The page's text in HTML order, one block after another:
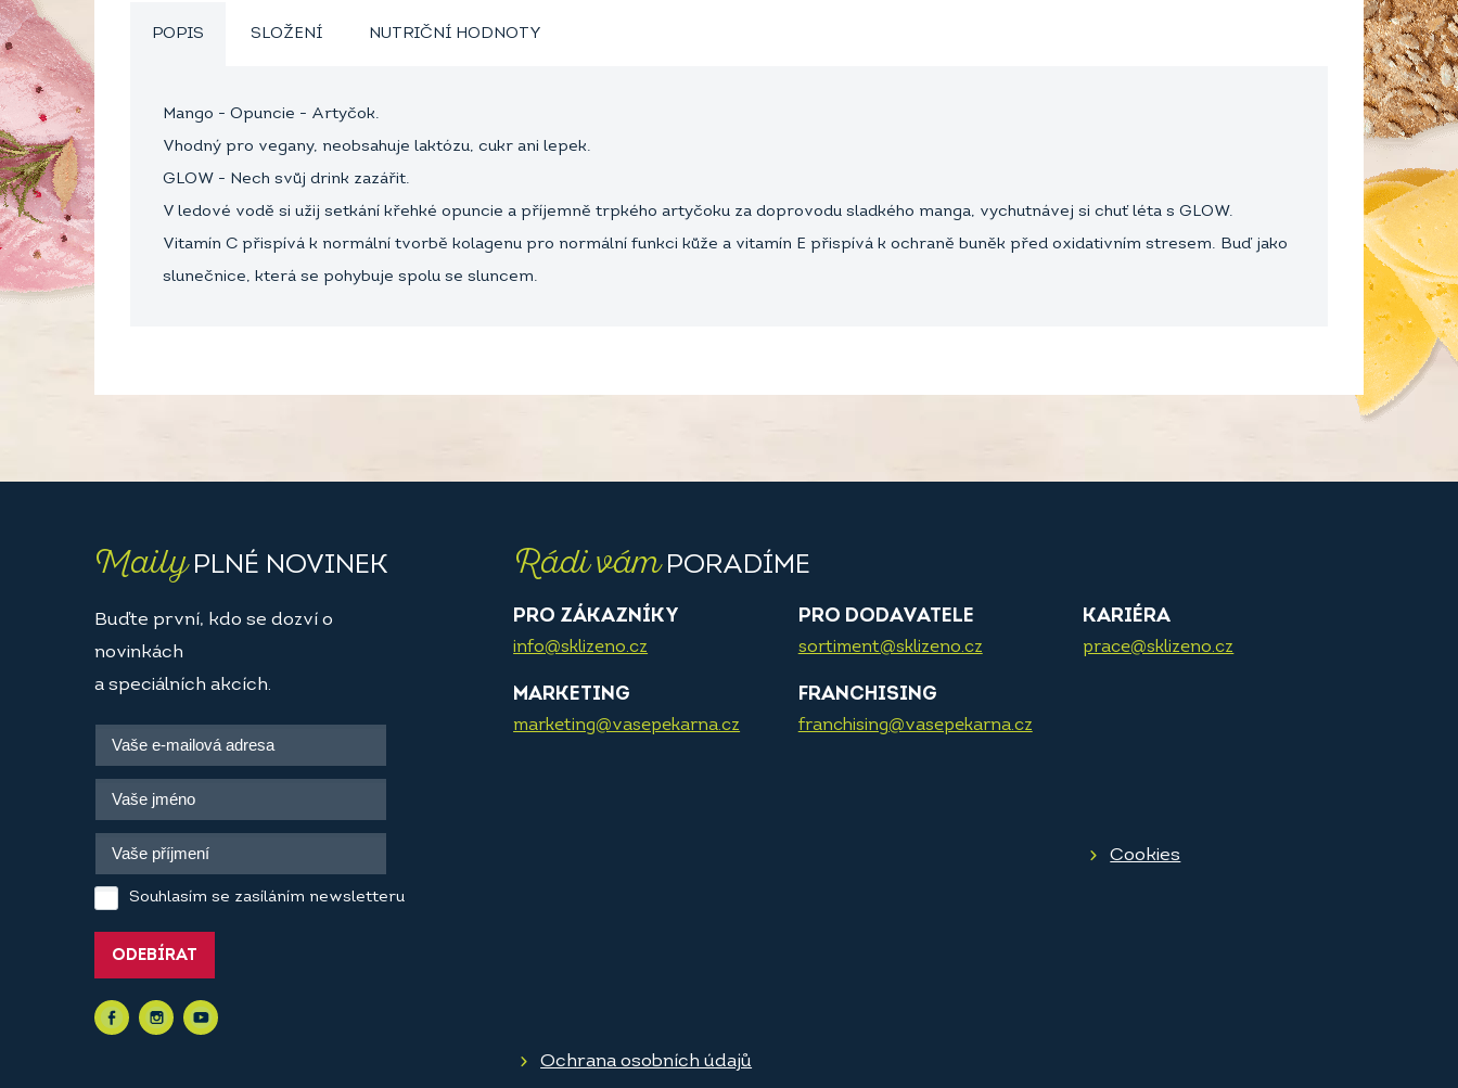
POPIS SLOŽENÍ NUTRIČNÍ HODNOTY
Mango - Opuncie - Artyčok.
Vhodný pro vegany, neobsahuje laktózu, cukr ani lepek.
GLOW - Nech svůj drink zazářit.
V ledové vodě si užij setkání křehké opuncie a příjemně trpkého artyčoku za doprovodu sladkého manga, vychutnávej si chuť léta s GLOW.
Vitamín C přispívá k normální tvorbě kolagenu pro normální funkci kůže a vitamín E přispívá k ochraně buněk před oxidativním stresem. Buď jako
slunečnice, která se pohybuje spolu se sluncem.
MailyPLNÉ NOVINEK
Buďte první, kdo se dozví o
novinkách
a speciálních akcích.
Souhlasím se zasíláním newsletteru
ODEBÍRAT
Rádi vámPORADÍME
PRO ZÁKAZNÍKY
info@sklizeno.cz
PRO DODAVATELE
sortiment@sklizeno.cz
KARIÉRA
prace@sklizeno.cz
MARKETING
marketing@vasepekarna.cz
FRANCHISING
franchising@vasepekarna.cz
Cookies
Ochrana osobních údajů